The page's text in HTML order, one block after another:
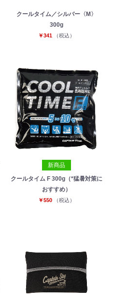
クールタイム／シルバー〈M〉
300g
￥341 （税込）
新商品
クールタイム F 300g（*猛暑対策に
おすすめ）
￥550 （税込）